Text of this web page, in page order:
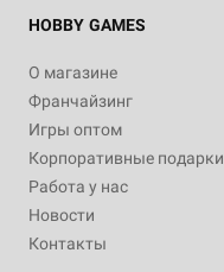
HOBBY GAMES
О магазине
Франчайзинг
Игры оптом
Корпоративные подарки
Работа у нас
Новости
Контакты